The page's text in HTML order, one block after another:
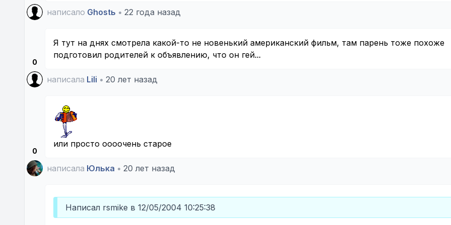
написало Ghostь • 22 года назад
0
Я тут на днях смотрела какой-то не новенький американский фильм, там парень тоже похоже
подготовил родителей к объявлению, что он гей...
написала Lili • 20 лет назад
0
или просто оооочень старое
написала Юлька • 20 лет назад
Написал rsmike в 12/05/2004 10:25:38